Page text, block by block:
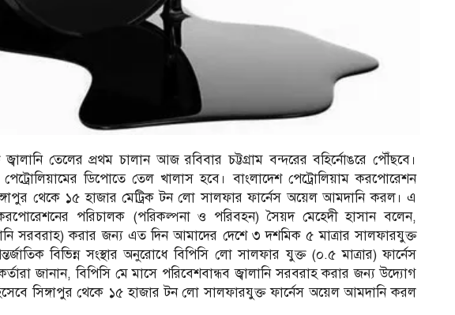
তেলের প্রথম চালান আজ রবিবার চট্টগ্রাম বন্দরের বহির্নোঙরে পৌঁছবে।
ডিপোতে তেল খালাস হবে। বাংলাদেশ পেট্রোলিয়াম করপোরেশন
থেকে ১৫ হাজার মেট্রিক টন লো সালফার ফার্নেস অয়েল আমদানি করল। এ
করপোরেশনের পরিচালক (পরিকল্পনা ও পরিবহন) সৈয়দ মেহেদী হাসান বলেন,
সরবরাহ) করার জন্য এত দিন আমাদের দেশে ৩ দশমিক ৫ মাত্রার সালফারযুক্ত
বিভিন্ন সংস্থার অনুরোধে বিপিসি লো সালফার যুক্ত (০.৫ মাত্রার) ফার্নেস
জানান, বিপিসি মে মাসে পরিবেশবান্ধব জ্বালানি সরবরাহ করার জন্য উদ্যোগ
সিঙ্গাপুর থেকে ১৫ হাজার টন লো সালফারযুক্ত ফার্নেস অয়েল আমদানি করল